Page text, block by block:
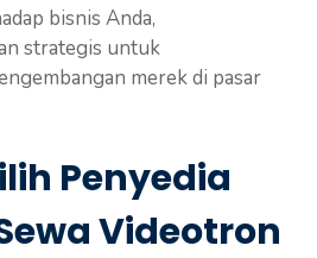
bisnis Anda,
strategis untuk
merek di pasar
Penyedia
Videotron